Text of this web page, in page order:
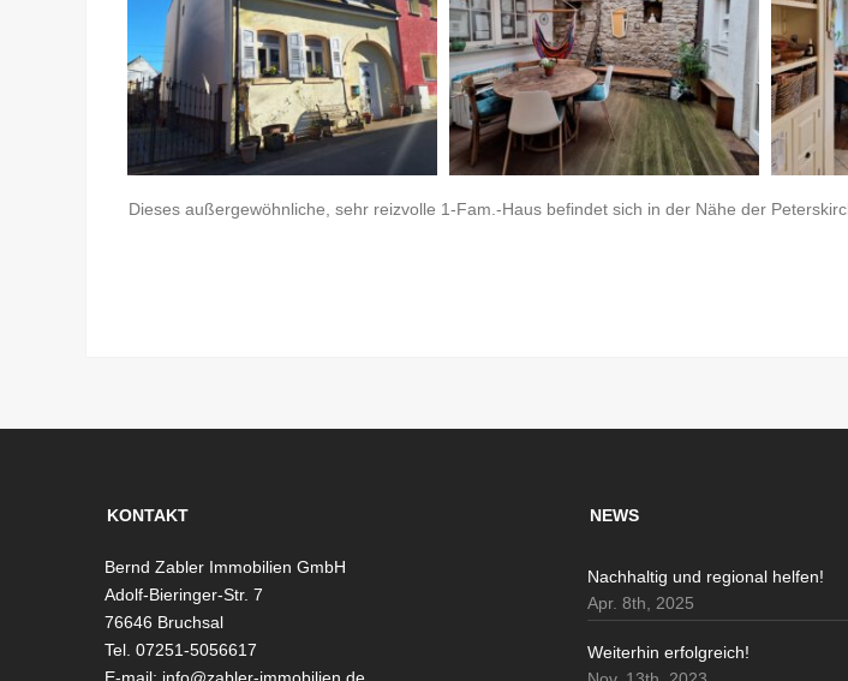
Dieses außergewöhnliche, sehr reizvolle 1-Fam.-Haus befindet sich in der Nähe der
KONTAKT
Bernd Zabler Immobilien GmbH
Adolf-Bieringer-Str. 7
76646 Bruchsal
Tel. 07251-5056617
NEWS
Nachhaltig und regional helfen!
Apr. 8th, 2025
Weiterhin erfolgreich!